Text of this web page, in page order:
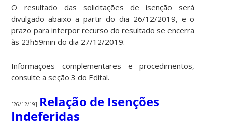
O resultado das solicitações de isenção será
divulgado abaixo a partir do dia 26/12/2019, e o
prazo para interpor recurso do resultado se encerra
às 23h59min do dia 27/12/2019.
Informações complementares e procedimentos,
consulte a seção 3 do Edital.
[26/12/19] Relação de Isenções
Indeferidas